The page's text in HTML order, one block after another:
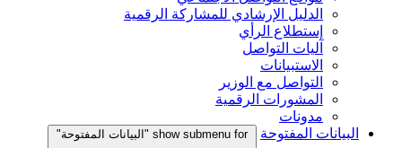
الدليل الإرشادي للمشاركة الرقمية
إستطلاع الرأي
آليات التواصل
الاستبيانات
التواصل مع الوزير
المشورات الرقمية
مدونات
البيانات المفتوحة
show submenu for "البيانات المفتوحة"